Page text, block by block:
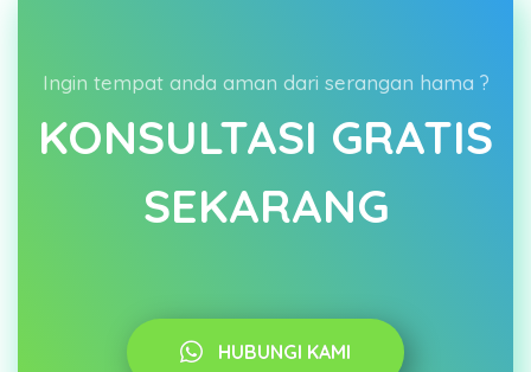
Ingin tempat anda aman dari serangan hama ?
KONSULTASI GRATIS
SEKARANG
HUBUNGI KAMI